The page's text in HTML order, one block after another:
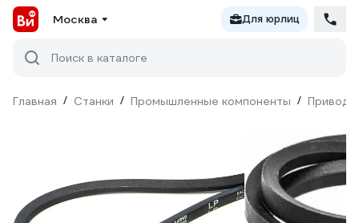
Москва Для юрлиц
Поиск в каталоге
Главная / Станки / Промышленные компоненты /